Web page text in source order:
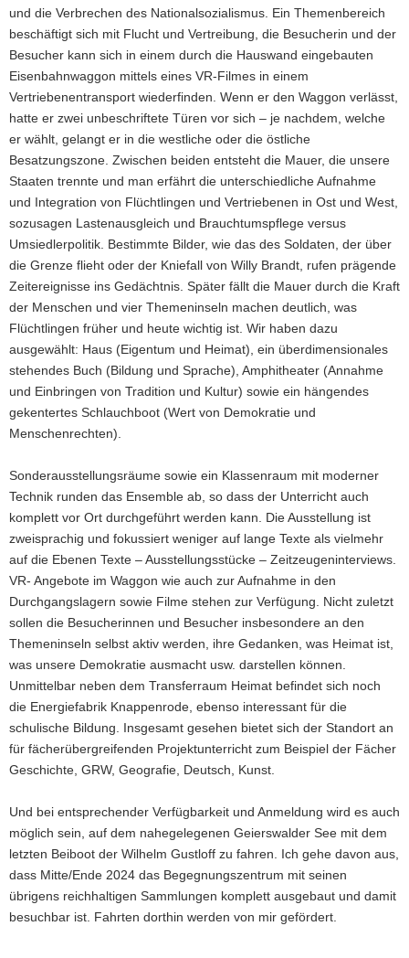
und die Verbrechen des Nationalsozialismus. Ein Themenbereich
beschäftigt sich mit Flucht und Vertreibung, die Besucherin und der
Besucher kann sich in einem durch die Hauswand eingebauten
Eisenbahnwaggon mittels eines VR-Filmes in einem
Vertriebenentransport wiederfinden. Wenn er den Waggon verlässt,
hatte er zwei unbeschriftete Türen vor sich – je nachdem, welche
er wählt, gelangt er in die westliche oder die östliche
Besatzungszone. Zwischen beiden entsteht die Mauer, die unsere
Staaten trennte und man erfährt die unterschiedliche Aufnahme
und Integration von Flüchtlingen und Vertriebenen in Ost und West,
sozusagen Lastenausgleich und Brauchtumspflege versus
Umsiedlerpolitik. Bestimmte Bilder, wie das des Soldaten, der über
die Grenze flieht oder der Kniefall von Willy Brandt, rufen prägende
Zeitereignisse ins Gedächtnis. Später fällt die Mauer durch die Kraft
der Menschen und vier Themeninseln machen deutlich, was
Flüchtlingen früher und heute wichtig ist. Wir haben dazu
ausgewählt: Haus (Eigentum und Heimat), ein überdimensionales
stehendes Buch (Bildung und Sprache), Amphitheater (Annahme
und Einbringen von Tradition und Kultur) sowie ein hängendes
gekentertes Schlauchboot (Wert von Demokratie und
Menschenrechten).
Sonderausstellungsräume sowie ein Klassenraum mit moderner
Technik runden das Ensemble ab, so dass der Unterricht auch
komplett vor Ort durchgeführt werden kann. Die Ausstellung ist
zweisprachig und fokussiert weniger auf lange Texte als vielmehr
auf die Ebenen Texte – Ausstellungsstücke – Zeitzeugeninterviews.
VR- Angebote im Waggon wie auch zur Aufnahme in den
Durchgangslagern sowie Filme stehen zur Verfügung. Nicht zuletzt
sollen die Besucherinnen und Besucher insbesondere an den
Themeninseln selbst aktiv werden, ihre Gedanken, was Heimat ist,
was unsere Demokratie ausmacht usw. darstellen können.
Unmittelbar neben dem Transferraum Heimat befindet sich noch
die Energiefabrik Knappenrode, ebenso interessant für die
schulische Bildung. Insgesamt gesehen bietet sich der Standort an
für fächerübergreifenden Projektunterricht zum Beispiel der Fächer
Geschichte, GRW, Geografie, Deutsch, Kunst.
Und bei entsprechender Verfügbarkeit und Anmeldung wird es auch
möglich sein, auf dem nahegelegenen Geierswalder See mit dem
letzten Beiboot der Wilhelm Gustloff zu fahren. Ich gehe davon aus,
dass Mitte/Ende 2024 das Begegnungszentrum mit seinen
übrigens reichhaltigen Sammlungen komplett ausgebaut und damit
besuchbar ist. Fahrten dorthin werden von mir gefördert.